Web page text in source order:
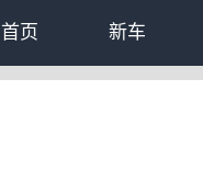
首页 新车